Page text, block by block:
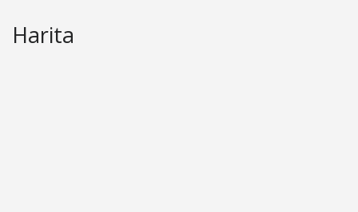
Harita